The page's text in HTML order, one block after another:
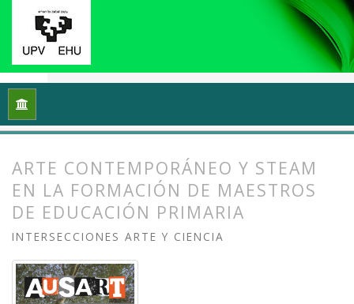
Inicio
ARTE CONTEMPORÁNEO Y STEAM
EN LA FORMACIÓN DE MAESTROS
DE EDUCACIÓN PRIMARIA
INTERSECCIONES ARTE Y CIENCIA